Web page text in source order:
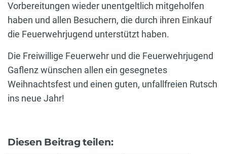
Vorbereitungen wieder unentgeltlich mitgeholfen
haben und allen Besuchern, die durch ihren Einkauf
die Feuerwehrjugend unterstützt haben.
Die Freiwillige Feuerwehr und die Feuerwehrjugend
Gaflenz wünschen allen ein gesegnetes
Weihnachtsfest und einen guten, unfallfreien Rutsch
ins neue Jahr!
Diesen Beitrag teilen: